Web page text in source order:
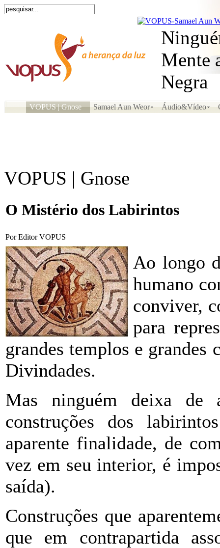
Mente
Negra
VOPUS | Gnose Samael Aun Weor Áudio&Vídeo
VOPUS | Gnose
O Mistério dos Labirintos
Por Editor VOPUS
Ao longo
humano
conviver,
para
grandes templos e grandes
Divindades.
Mas ninguém deixa de
construções dos
aparente finalidade, de
vez em seu interior, é
saída).
Construções que
que em contrapartida